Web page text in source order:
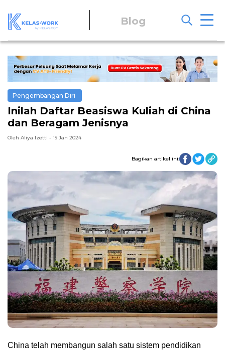
Blog
Pengembangan Diri
Inilah Daftar Beasiswa Kuliah di China
dan Beragam Jenisnya
Oleh Aliya Izetti - 19 Jan 2024
Bagikan artikel ini:
China telah membangun salah satu sistem pendidikan